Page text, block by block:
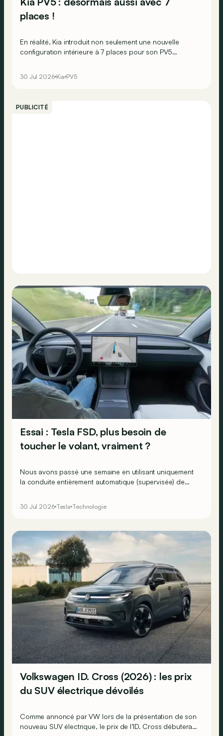
places !
En réalité, Kia introduit non seulement une nouvelle
configuration intérieure à 7 places pour son PV5
30 Jul 2026 Kia PV5
PUBLICITÉ
Essai : Tesla FSD, plus besoin de
toucher le volant, vraiment ?
Nous avons passé une semaine en utilisant uniquement
la conduite entièrement automatique (supervisée) de
30 Jul 2026 Tesla Technologie
Volkswagen ID. Cross (2026) : les prix
du SUV électrique dévoilés
Comme annoncé par VW lors de la présentation de son
nouveau SUV électrique, le prix de l’ID. Cross débutera